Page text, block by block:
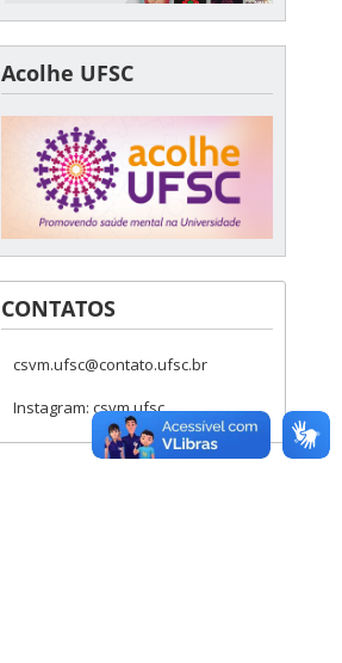
Acolhe UFSC
CONTATOS
csvm.ufsc@contato.ufsc.br
Instagram: csvm.ufsc